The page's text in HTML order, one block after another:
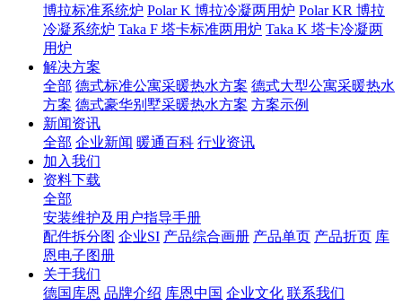
博拉标准系统炉 Polar K 博拉冷凝两用炉 Polar KR 博拉
冷凝系统炉 Taka F 塔卡标准两用炉 Taka K 塔卡冷凝两
用炉
解决方案
全部 德式标准公寓采暖热水方案 德式大型公寓采暖热水
方案 德式豪华别墅采暖热水方案 方案示例
新闻资讯
全部 企业新闻 暖通百科 行业资讯
加入我们
资料下载
全部
安装维护及用户指导手册
配件拆分图 企业SI 产品综合画册 产品单页 产品折页 库
恩电子图册
关于我们
德国库恩 品牌介绍 库恩中国 企业文化 联系我们